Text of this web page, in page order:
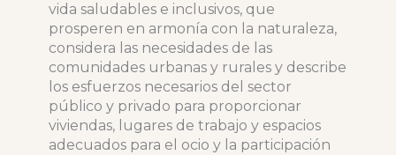
vida saludables e inclusivos, que
prosperen en armonía con la naturaleza,
considera las necesidades de las
comunidades urbanas y rurales y describe
los esfuerzos necesarios del sector
público y privado para proporcionar
viviendas, lugares de trabajo y espacios
adecuados para el ocio y la participación